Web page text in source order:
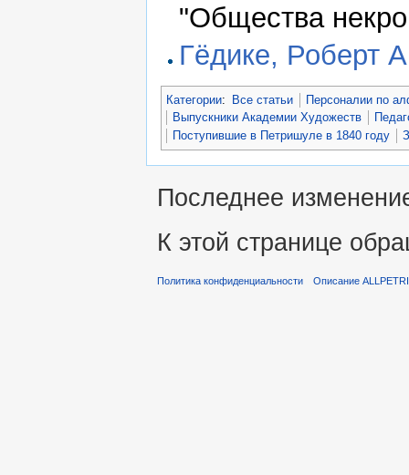
"Общества
Гёдике, Роберт
Категории: Все статьи
Персоналии по
Выпускники Академии Художеств
Поступившие в Петришуле в 1840 году
Последнее
К этой странице
Политика конфиденциальности Описание